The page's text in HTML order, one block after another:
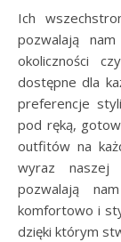
Ich
pozwalają
okoliczności
dostępne dla
preferencje
pod ręką,
outfitów na
wyraz naszej
pozwalają
komfortowo i
dzięki którym